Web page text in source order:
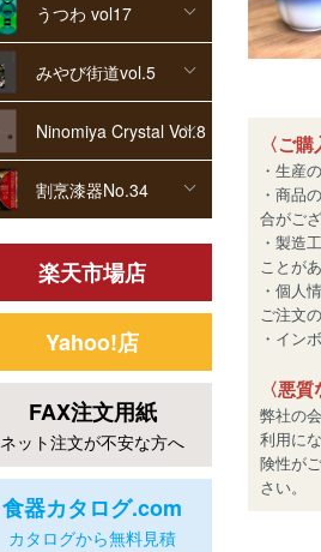
うつわ vol17
みやび街道vol.5
Ninomiya Crystal Vol.8
割烹漆器No.34
楽天市場店
Yahoo!店
FAX注文用紙
ネット注文が不安な方へ
食器カタログ.com
カタログから無料見積
〈ご
・生産
・商品
合がご
・製造
ことが
・個人
ご注文
・イン
〈悪
弊社の
利用に
険性が
さい。